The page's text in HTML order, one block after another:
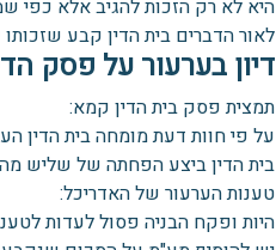
היא לא רק הזכות להגיב אלא כפי
לאור הדברים בית הדין קבע
דיון בערעור על פסק
תמצית פסק בית הדין קמא:
על פי חוות דעת מומחה בית הדין העבודה הנדונה משוייכת
בית הדין ביצע הפחתה של שליש
טענות הערעור של האדריכל:
היות ופקח הבניה פסול לעדות